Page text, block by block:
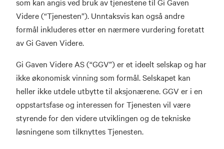
Videre (“Tjenesten”). Unntaksvis kan også andre
formål inkluderes etter en nærmere vurdering foretatt
av Gi Gaven Videre.
Gi Gaven Videre AS (“GGV”) er et ideelt selskap og har
ikke økonomisk vinning som formål. Selskapet kan
heller ikke utdele utbytte til aksjonærene. GGV er i en
oppstartsfase og interessen for Tjenesten vil være
styrende for den videre utviklingen og de tekniske
løsningene som tilknyttes Tjenesten.